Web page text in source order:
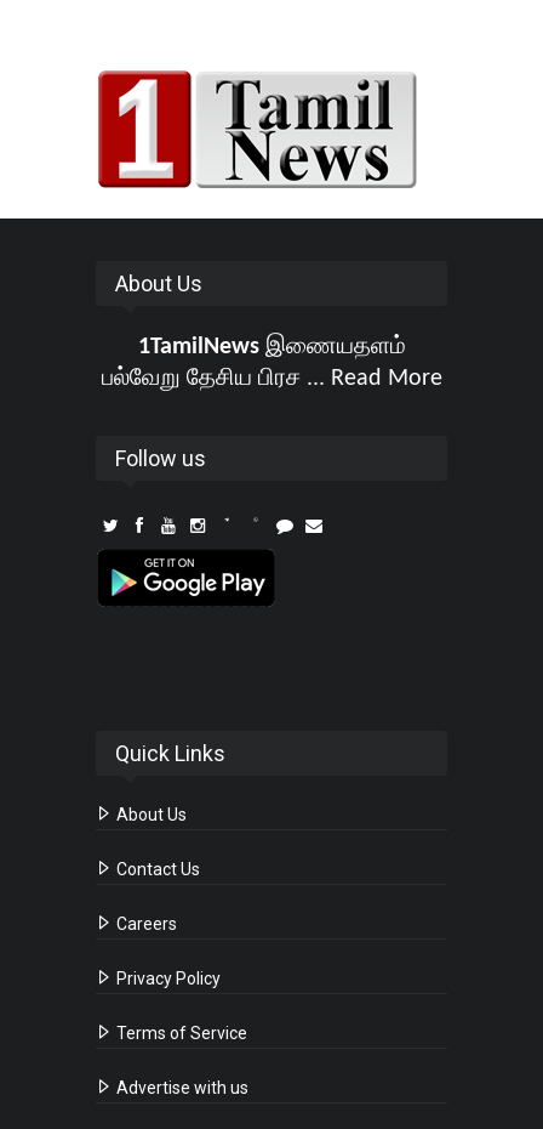
About Us
1TamilNewsஇணையதளம்
பல்வேறு தேசிய பிரச ... Read More
Follow us
Quick Links
About Us
Contact Us
Careers
Privacy Policy
Terms of Service
Advertise with us